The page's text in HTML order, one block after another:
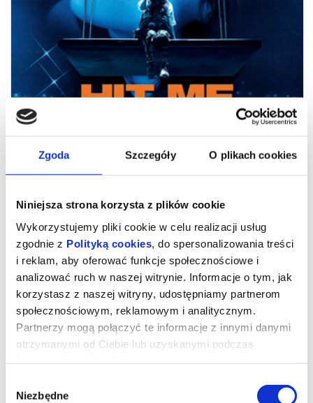
Zgoda Szczegóły O plikach cookies
Niniejsza strona korzysta z plików cookie
Wykorzystujemy pliki cookie w celu realizacji usług
zgodnie z Polityką cookies , do spersonalizowania treści
i reklam, aby oferować funkcje społecznościowe i
analizować ruch w naszej witrynie. Informacje o tym, jak
korzystasz z naszej witryny, udostępniamy partnerom
społecznościowym, reklamowym i analitycznym.
Partnerzy mogą połączyć te informacje z innymi danymi
otrzymanymi od Ciebie lub uzyskanymi podczas
zgody
Niezbędne
Billie Eilish - Hit Me Hard and Soft:
The Tour 3D napisy
przedstawiają nagranie koncertu w technologii 3D zagranego w
*******